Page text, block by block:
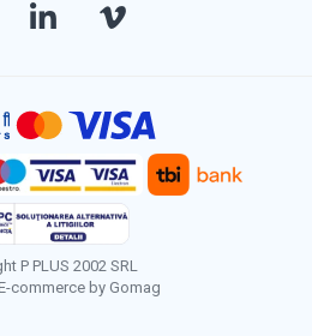
P PLUS 2002 SRL
commerce by Gomag